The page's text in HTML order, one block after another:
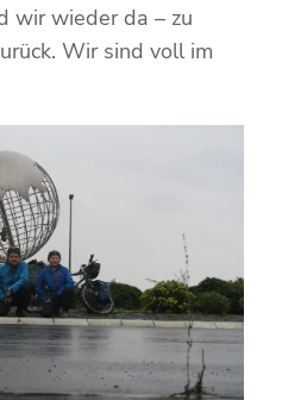
wir wieder da – zu
Wir sind voll im